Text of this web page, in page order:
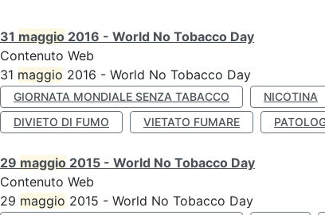
31 maggio 2016 - World No Tobacco Day
Contenuto Web
31 maggio 2016 - World No Tobacco Day
GIORNATA MONDIALE SENZA TABACCO NICOTINA
DIVIETO DI FUMO
VIETATO FUMARE
29 maggio 2015 - World No Tobacco Day
Contenuto Web
29 maggio 2015 - World No Tobacco Day